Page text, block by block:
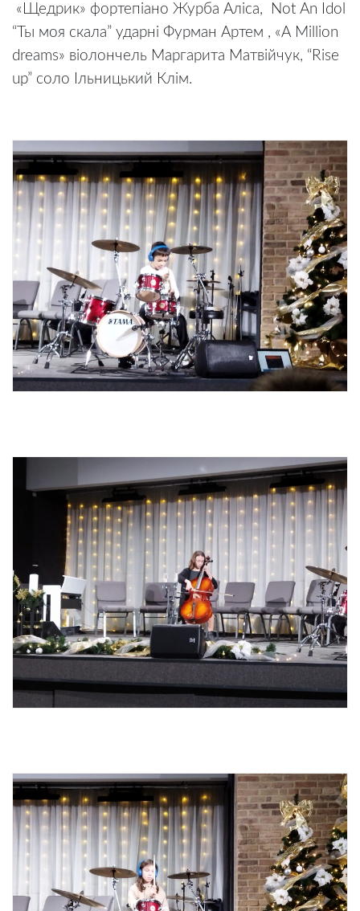
«Щедрик» фортепіано Журба Аліса, Not An Idol
“Ты моя скала” ударні Фурман Артем , «А Million
dreams» віолончель Маргарита Матвійчук, “Rise
up” соло Ільницький Клім.